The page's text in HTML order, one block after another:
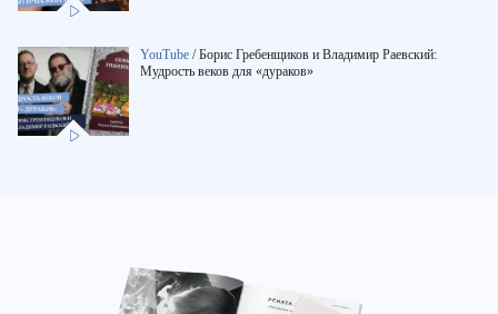
YouTube /Борис Гребенщиков и Владимир Раевский:
Мудрость веков для «дураков»